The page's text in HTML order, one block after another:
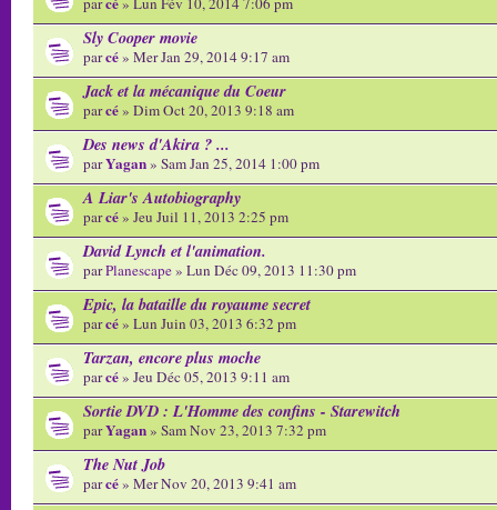
Sly Cooper movie
parcé» Mer Jan 29, 2014 9:17 am
Jack et la mécanique du Coeur
parcé» Dim Oct 20, 2013 9:18 am
Des news d'Akira ? ...
parYagan» Sam Jan 25, 2014 1:00 pm
A Liar's Autobiography
parcé» Jeu Juil 11, 2013 2:25 pm
David Lynch et l'animation.
parPlanescape» Lun Déc 09, 2013 11:30 pm
Epic, la bataille du royaume secret
parcé» Lun Juin 03, 2013 6:32 pm
Tarzan, encore plus moche
parcé» Jeu Déc 05, 2013 9:11 am
Sortie DVD : L'Homme des confins - Starewitch
parYagan» Sam Nov 23, 2013 7:32 pm
The Nut Job
parcé» Mer Nov 20, 2013 9:41 am